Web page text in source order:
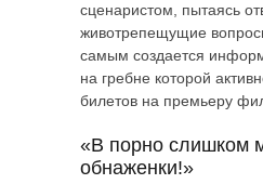
сценаристом, пытаясь
животрепещущие
самым создается
на гребне которой
билетов на премьеру
«В порно слишком
обнаженки!»